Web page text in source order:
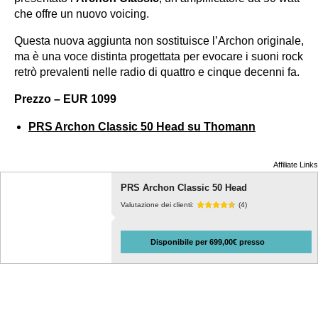
che offre un nuovo voicing.
Questa nuova aggiunta non sostituisce l’Archon originale,
ma è una voce distinta progettata per evocare i suoni rock
retrò prevalenti nelle radio di quattro e cinque decenni fa.
Prezzo – EUR 1099
PRS Archon Classic 50 Head su Thomann
Affiliate Links
PRS Archon Classic 50 Head
Valutazione dei clienti: (4)
Disponibile per 699,00€ presso